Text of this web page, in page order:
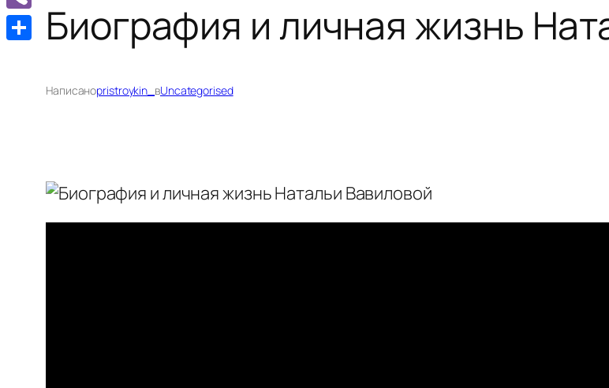
Биография и личная жизнь
Написаноpristroykin_ вUncategorised
Viber